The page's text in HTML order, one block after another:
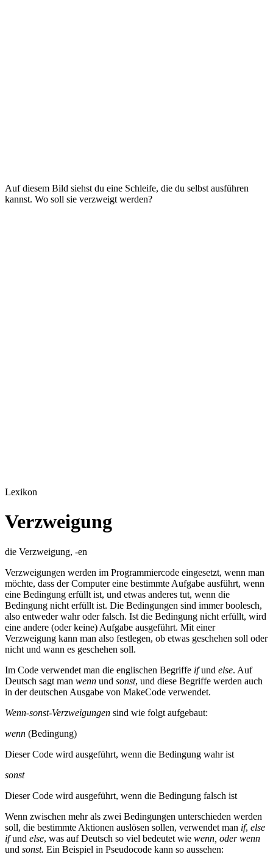
Auf diesem Bild siehst du eine Schleife, die du selbst ausführen
kannst. Wo soll sie verzweigt werden?
Lexikon
Verzweigung
die Verzweigung, -en
Verzweigungen werden im Programmiercode eingesetzt, wenn man
möchte, dass der Computer eine bestimmte Aufgabe ausführt, wenn
eine Bedingung erfüllt ist, und etwas anderes tut, wenn die
Bedingung nicht erfüllt ist. Die Bedingungen sind immer boolesch,
also entweder wahr oder falsch. Ist die Bedingung nicht erfüllt, wird
eine andere (oder keine) Aufgabe ausgeführt. Mit einer
Verzweigung kann man also festlegen, ob etwas geschehen soll oder
nicht und wann es geschehen soll.
Im Code verwendet man die englischen Begriffe ifund else. Auf
Deutsch sagt man wenn und sonst, und diese Begriffe werden auch
in der deutschen Ausgabe von MakeCode verwendet.
Wenn-sonst-Verzweigungen sind wie folgt aufgebaut:
wenn (Bedingung)
Dieser Code wird ausgeführt, wenn die Bedingung wahr ist
sonst
Dieser Code wird ausgeführt, wenn die Bedingung falsch ist
Wenn zwischen mehr als zwei Bedingungen unterschieden werden
soll, die bestimmte Aktionen auslösen sollen, verwendet man if, else
ifund else, was auf Deutsch so viel bedeutet wie wenn, oder wenn
und sonst. Ein Beispiel in Pseudocode kann so aussehen: